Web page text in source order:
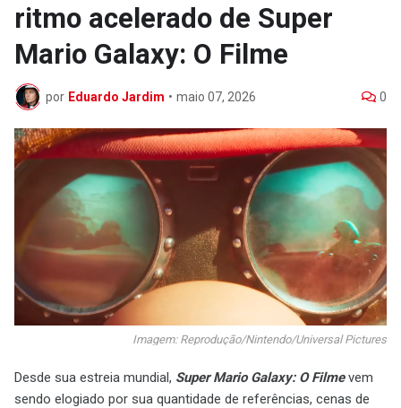
ritmo acelerado de Super
Mario Galaxy: O Filme
por Eduardo Jardim • maio 07, 2026 0
Imagem: Reprodução/Nintendo/Universal Pictures
Desde sua estreia mundial, Super Mario Galaxy: O Filmevem
sendo elogiado por sua quantidade de referências, cenas de